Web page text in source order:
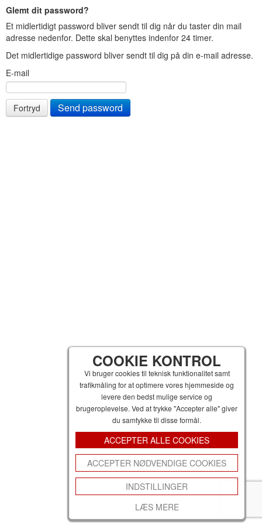
COOKIE KONTROL
Vi bruger cookies til teknisk funktionalitet samt
trafikmåling for at optimere vores hjemmeside og
levere den bedst mulige service og
brugeroplevelse. Ved at trykke "Accepter alle" giver
du samtykke til disse formål.
ACCEPTER ALLE COOKIES
ACCEPTER NØDVENDIGE COOKIES
INDSTILLINGER
LÆS MERE
Glemt dit password?
Et midlertidigt password bliver sendt til dig når du taster din mail
adresse nedenfor. Dette skal benyttes indenfor 24 timer.
Det midlertidige password bliver sendt til dig på din e-mail adresse.
E-mail
Fortryd